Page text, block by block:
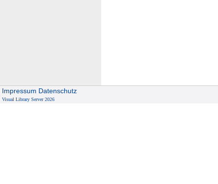
Impressum Datenschutz
Visual Library Server 2026